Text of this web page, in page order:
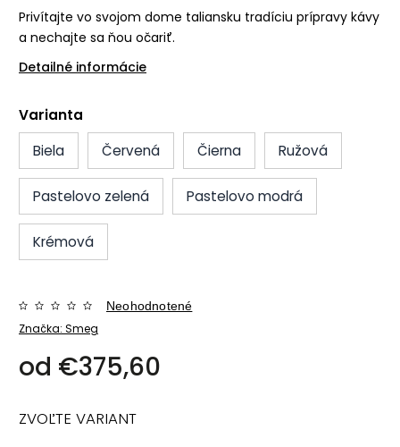
Privítajte vo svojom dome taliansku tradíciu prípravy kávy
a nechajte sa ňou očariť.
Detailné informácie
Varianta
Biela
Červená Čierna Ružová
Pastelovo zelená Pastelovo modrá
Krémová
Značka: Smeg
Neohodnotené
od €375,60
ZVOĽTE VARIANT